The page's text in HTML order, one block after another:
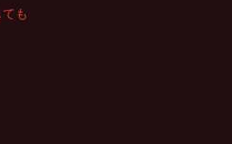
も